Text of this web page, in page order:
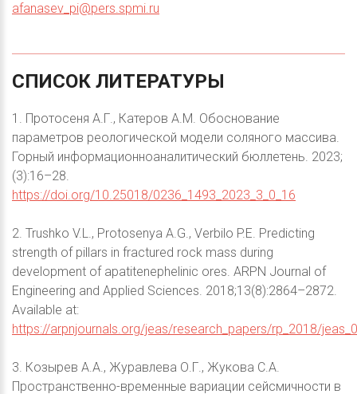
afanasev_pi@pers.spmi.ru
СПИСОК ЛИТЕРАТУРЫ
1. Протосеня А.Г., Катеров А.М. Обоснование
параметров реологической модели соляного массива.
Горный информационноаналитический бюллетень. 2023;
(3):16–28.
https://doi.org/10.25018/0236_1493_2023_3_0_16
2. Trushko V.L., Protosenya A.G., Verbilo P.E. Predicting
strength of pillars in fractured rock mass during
development of apatitenephelinic ores. ARPN Journal of
Engineering and Applied Sciences. 2018;13(8):2864–2872.
Available at:
https://arpnjournals.org/jeas/research_papers/rp_2018/
3. Козырев А.А., Журавлева О.Г., Жукова С.А.
Пространственно-временные вариации сейсмичности в